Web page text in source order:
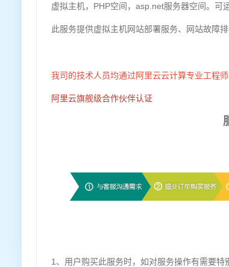
虚拟主机，PHP空间，asp.net服务器空间。可
此服务提供虚拟主机网站部署服务、网站故障
我司的技术人员均通过阿里云云计算专业工程
阿里云旗舰级合作伙伴认证
1、用户购买此服务时，如对服务操作有需要特